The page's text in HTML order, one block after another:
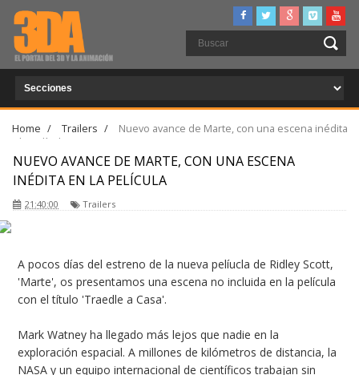
Home / Trailers /
Nuevo avance de Marte, con una escena inédita
en la película
NUEVO AVANCE DE MARTE, CON UNA ESCENA
INÉDITA EN LA PELÍCULA
21:40:00 Trailers
A pocos días del estreno de la nueva pelíucla de Ridley Scott,
'Marte', os presentamos una escena no incluida en la película
con el título 'Traedle a Casa'.
Mark Watney ha llegado más lejos que nadie en la
exploración espacial. A millones de kilómetros de distancia, la
NASA y un equipo internacional de científicos trabajan sin